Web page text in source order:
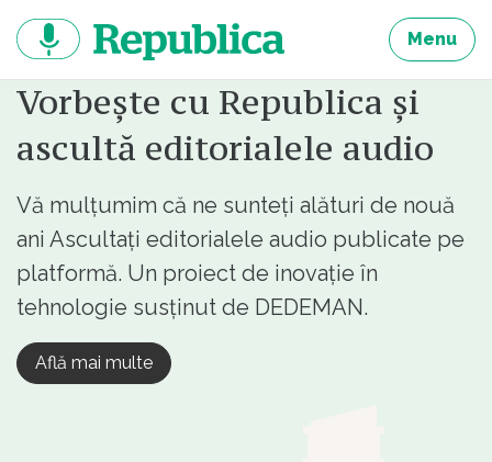
continut
Menu
Vorbește cu Republica și
ascultă editorialele audio
Vă mulțumim că ne sunteți alături de nouă
ani Ascultați editorialele audio publicate pe
platformă. Un proiect de inovație în
tehnologie susținut de DEDEMAN.
Află mai multe